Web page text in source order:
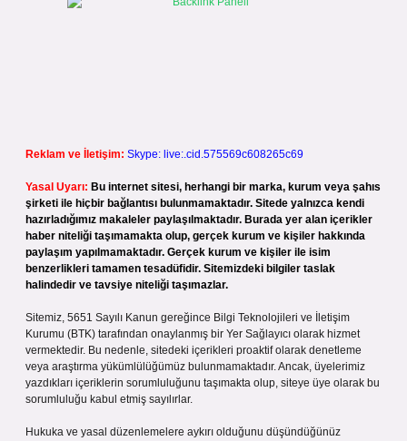
Reklam ve İletişim: Skype: live:.cid.575569c608265c69
Yasal Uyarı: Bu internet sitesi, herhangi bir marka, kurum veya şahıs
şirketi ile hiçbir bağlantısı bulunmamaktadır. Sitede yalnızca kendi
hazırladığımız makaleler paylaşılmaktadır. Burada yer alan içerikler
haber niteliği taşımamakta olup, gerçek kurum ve kişiler hakkında
paylaşım yapılmamaktadır. Gerçek kurum ve kişiler ile isim
benzerlikleri tamamen tesadüfidir. Sitemizdeki bilgiler taslak
halindedir ve tavsiye niteliği taşımazlar.
Sitemiz, 5651 Sayılı Kanun gereğince Bilgi Teknolojileri ve İletişim
Kurumu (BTK) tarafından onaylanmış bir Yer Sağlayıcı olarak hizmet
vermektedir. Bu nedenle, sitedeki içerikleri proaktif olarak denetleme
veya araştırma yükümlülüğümüz bulunmamaktadır. Ancak, üyelerimiz
yazdıkları içeriklerin sorumluluğunu taşımakta olup, siteye üye olarak bu
sorumluluğu kabul etmiş sayılırlar.
Hukuka ve yasal düzenlemelere aykırı olduğunu düşündüğünüz